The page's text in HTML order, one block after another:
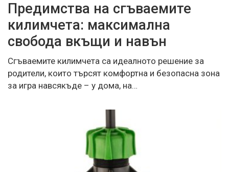
Предимства на сгъваемите
килимчета: максимална
свобода вкъщи и навън
Сгъваемите килимчета са идеалното решение за
родители, които търсят комфортна и безопасна зона
за игра навсякъде – у дома, на…